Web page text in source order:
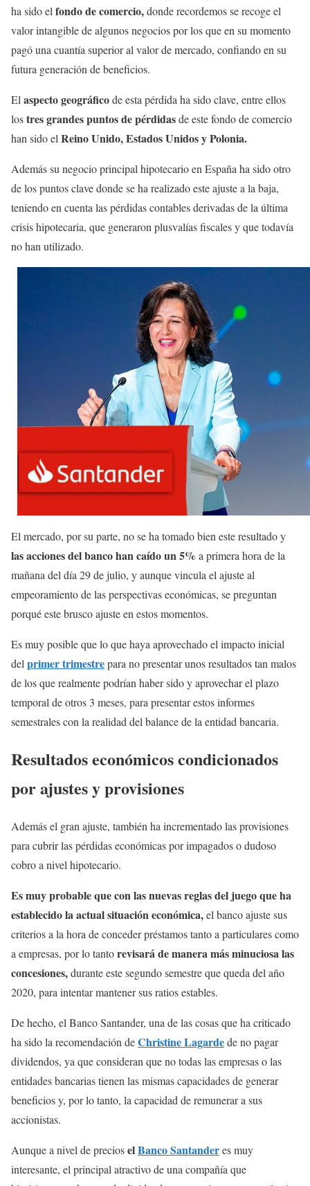
ha sido el fondo de comercio,donde recordemos se recoge el
valor intangible de algunos negocios por los que en su momento
pagó una cuantía superior al valor de mercado, confiando en su
futura generación de beneficios.
El aspecto geográficode esta pérdida ha sido clave, entre ellos
lostres grandes puntos de pérdidasde este fondo de comercio
han sido el Reino Unido, Estados Unidos y Polonia.
Además su negocio principal hipotecario en España ha sido otro
de los puntos clave donde se ha realizado este ajuste a la baja,
teniendo en cuenta las pérdidas contables derivadas de la última
crisis hipotecaria, que generaron plusvalías fiscales y que todavía
no han utilizado.
El mercado, por su parte, no se ha tomado bien este resultado y
las acciones del banco han caído un 5% a primera hora de la
mañana del día 29 de julio, y aunque vincula el ajuste al
empeoramiento de las perspectivas económicas, se preguntan
porqué este brusco ajuste en estos momentos.
Es muy posible que lo que haya aprovechado el impacto inicial
del primer trimestrepara no presentar unos resultados tan malos
de los que realmente podrían haber sido y aprovechar el plazo
temporal de otros 3 meses, para presentar estos informes
semestrales con la realidad del balance de la entidad bancaria.
Resultados económicos condicionados
por ajustes y provisiones
Además el gran ajuste, también ha incrementado las provisiones
para cubrir las pérdidas económicas por impagados o dudoso
cobro a nivel hipotecario.
Es muy probable que con las nuevas reglas del juego que ha
establecido la actual situación económica,el banco ajuste sus
criterios a la hora de conceder préstamos tanto a particulares como
a empresas, por lo tantorevisará de manera más minuciosa las
concesiones,durante este segundo semestre que queda del año
2020, para intentar mantener sus ratios estables.
De hecho, el Banco Santander, una de las cosas que ha criticado
ha sido la recomendación deChristine Lagardede no pagar
dividendos, ya que consideran que no todas las empresas o las
entidades bancarias tienen las mismas capacidades de generar
beneficios y, por lo tanto, la capacidad de remunerar a sus
accionistas.
Aunque a nivel de precioselBanco Santanderes muy
interesante, el principal atractivo de una compañía que